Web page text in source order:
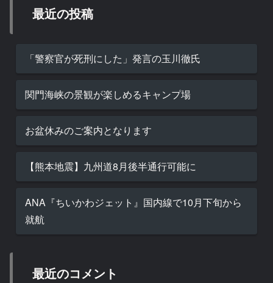
最近の投稿
「警察官が死刑にした」発言の玉川徹氏
関門海峡の景観が楽しめるキャンプ場
お盆休みのご案内となります
【熊本地震】九州道8月後半通行可能に
ANA『ちいかわジェット』国内線で10月下旬から
就航
最近のコメント